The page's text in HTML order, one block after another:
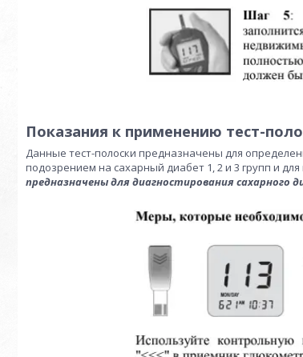
Показания к применению тест-
Данные тест-полоски предназначены для
подозрением на сахарный диабет 1, 2 и 3 групп и
предназначены для диагностирования сахарного